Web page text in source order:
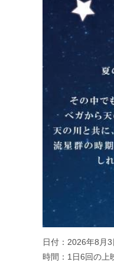
日付：2026年8月3
時間：1日6回の